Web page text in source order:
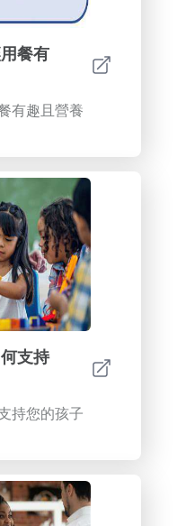
餐有
有趣且營養
支持
持您的孩子